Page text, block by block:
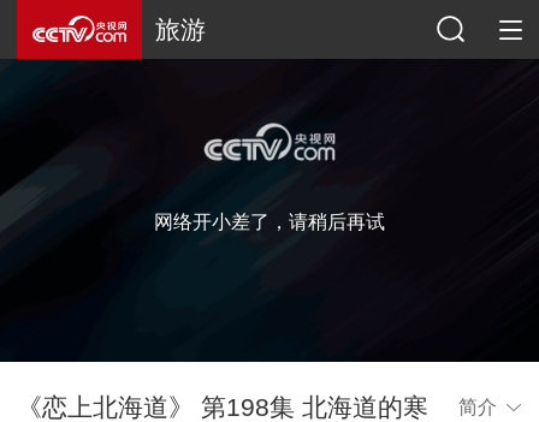
旅游
网络开小差了，请稍后再试
《恋上北海道》 第198集 北海道的寒
简介